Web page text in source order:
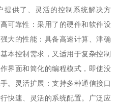
提供了、灵活的控制系统解决方
可靠性：采用了的硬件和软件设
大的性能：具备高速计算、津确
本控制需求，又适用于复杂控制
界面和简化的编程模式，即使没
。灵活扩展：支持多种通信接口
快速、灵活的系统配置。广泛应